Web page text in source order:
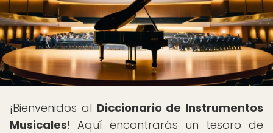
¡Bienvenidos al Diccionario de Instrumentos
Musicales! Aquí encontrarás un tesoro de